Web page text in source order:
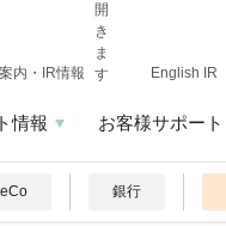
内・IR情報 English IR
情報 お客様サポート
銀行